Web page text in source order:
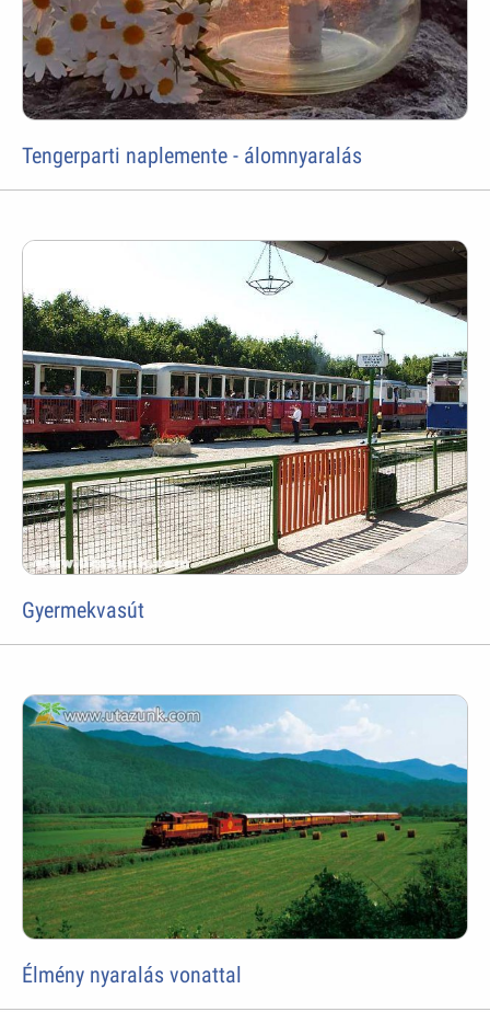
Tengerparti naplemente - álomnyaralás
Gyermekvasút
Élmény nyaralás vonattal